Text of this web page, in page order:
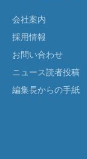
会社案内
採用情報
お問い合わせ
ニュース読者投稿
編集長からの手紙